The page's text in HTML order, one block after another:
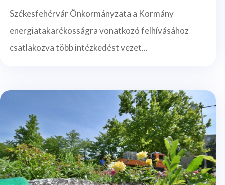
Székesfehérvár Önkormányzata a Kormány
energiatakarékosságra vonatkozó felhívásához
csatlakozva több intézkedést vezet...